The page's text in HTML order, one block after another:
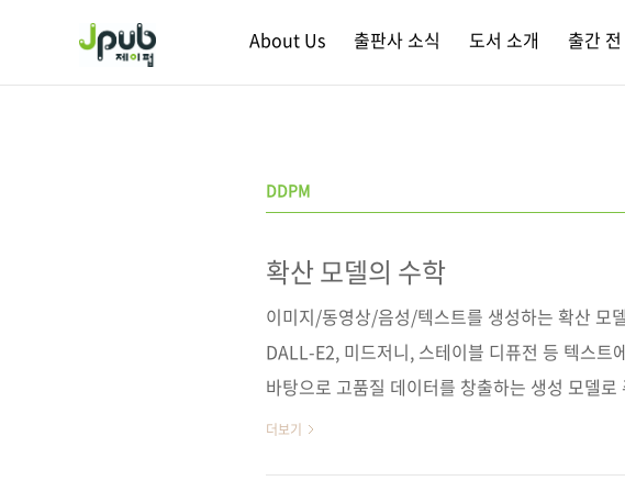
About Us 출판사 소식 도서 소개 출간
DDPM
확산 모델의 수학
이미지/동영상/음성/텍스트를 생성하는 확산 모
DALL-E2, 미드저니, 스테이블 디퓨전 등 텍스트
바탕으로 고품질 데이터를 창출하는 생성 모델
기본적인 개념부터 그 발전 과정과 응용 사례를
더보기